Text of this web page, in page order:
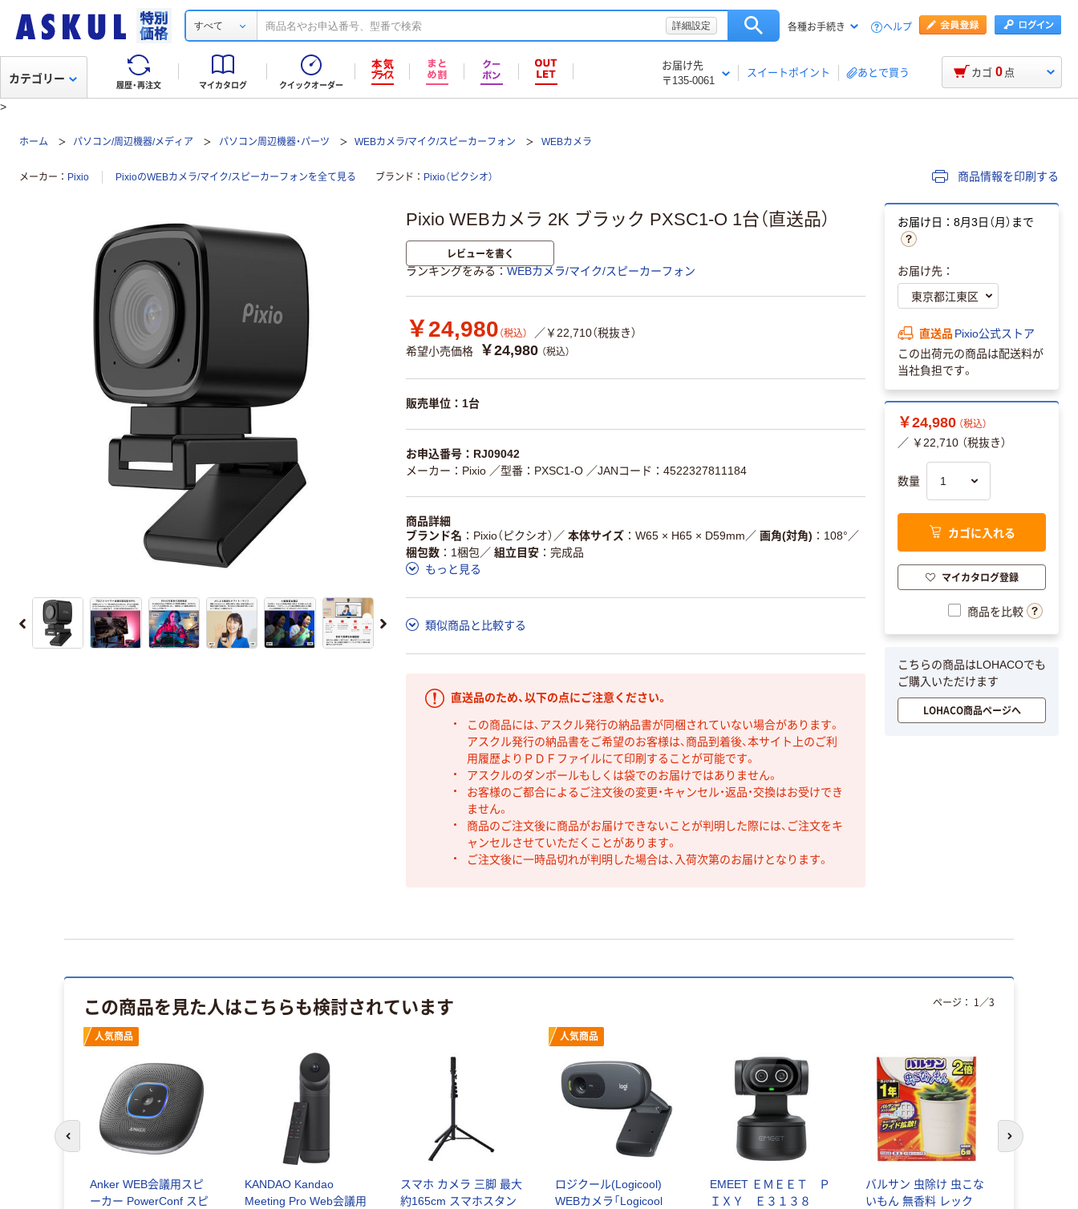
すべて 詳細設定 各種お手続き ヘルプ
履歴・再注文 マイカタログ クイックオーダー
お届け先
〒135-0061
スイートポイント あとで買う
カテゴリー カゴ 0 点
>
ホーム パソコン/周辺機器/メディア パソコン周辺機器・パーツ WEBカメラ/マイク/スピーカーフォン WEBカメラ
メーカー Pixio PixioのWEBカメラ/マイク/スピーカーフォンを全て見る ブランド Pixio（ピクシオ） 商品情報を印刷する
Pixio WEBカメラ 2K ブラック PXSC1-O 1台（直送品）
レビューを書く
ランキングをみる WEBカメラ/マイク/スピーカーフォン
￥24,980 （税込）
／￥22,710（税抜き）
希望小売価格
￥24,980 （税込）
販売単位：1台
お申込番号：RJ09042
メーカー：Pixio ／型番：PXSC1-O ／JANコード：4522327811184
商品詳細
ブランド名
Pixio（ピクシオ） ／ 本体サイズ W65 × H65 × D59mm ／ 画角(対角) 108° ／
梱包数
1梱包 ／ 組立目安
完成品
もっと見る
類似商品と比較する
直送品のため、以下の点にご注意ください。
この商品には、アスクル発行の納品書が同梱されていない場合があります。
アスクル発行の納品書をご希望のお客様は、商品到着後、本サイト上のご利
用履歴よりＰＤＦファイルにて印刷することが可能です。
アスクルのダンボールもしくは袋でのお届けではありません。
お客様のご都合によるご注文後の変更・キャンセル・返品・交換はお受けでき
ません。
商品のご注文後に商品がお届けできないことが判明した際には、ご注文をキ
ャンセルさせていただくことがあります。
ご注文後に一時品切れが判明した場合は、入荷次第のお届けとなります。
お届け日：8月3日（月）まで
お届け先：
直送品 Pixio公式ストア
この出荷元の商品は配送料が
当社負担です。
￥24,980 （税込）
／ ￥22,710 （税抜き）
数量
カゴに入れる
マイカタログ登録
商品を比較
こちらの商品はLOHACOでも
ご購入いただけます
LOHACO商品ページへ
この商品を見た人はこちらも検討されています
人気商品
Anker WEB会議用スピ
ーカー PowerConf スピ
KANDAO Kandao
Meeting Pro Web会議用
スマホ カメラ 三脚 最大
約165cm スマホスタン
人気商品
ロジクール(Logicool)
WEBカメラ「Logicool
EMEET ＥＭＥＥＴ Ｐ
ＩＸＹ Ｅ３１３８
バルサン 虫除け 虫こな
いもん 無香料 レック
ページ： 1 ／3
前のスライドへ 次のスライド